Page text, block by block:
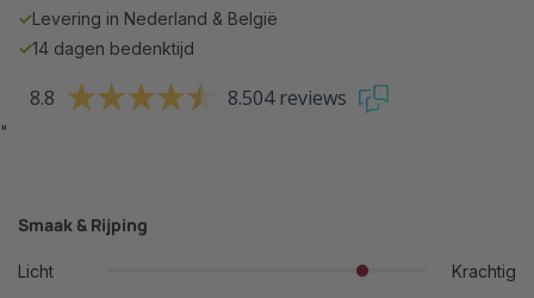
✓Levering in Nederland & België
✓14 dagen bedenktijd
8.8 8.504 reviews
"
Smaak & Rijping
Licht
Krachtig